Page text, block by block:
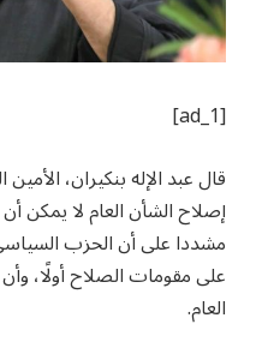
[ad_1]
قال عبد الإله بنكيران،
إصلاح الشأن العام لا
مشددا على أن الحزب
على مقومات الصلاح أولًا،
العام.